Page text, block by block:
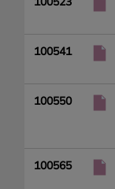
100541
100550
100565